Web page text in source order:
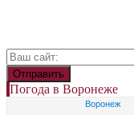
Погода в Воронеже
Воронеж